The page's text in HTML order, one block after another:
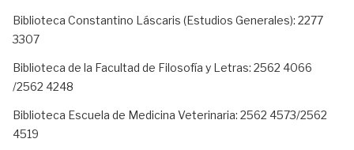
Biblioteca Constantino Láscaris (Estudios Generales): 2277
3307
Biblioteca de la Facultad de Filosofía y Letras: 2562 4066
/2562 4248
Biblioteca Escuela de Medicina Veterinaria: 2562 4573/2562
4519